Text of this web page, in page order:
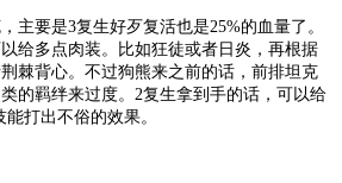
主要是3复生好歹复活也是25%的血量了。
给多点肉装。比如狂徒或者日炎，再根据
棘背心。不过狗熊来之前的话，前排坦克
的羁绊来过度。2复生拿到手的话，可以给
打出不俗的效果。